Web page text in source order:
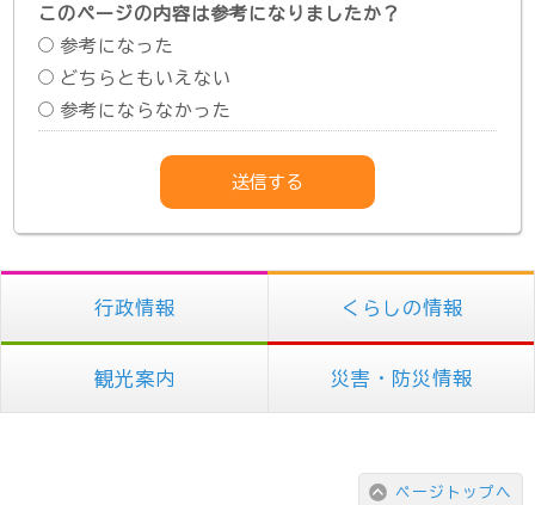
このページの内容は参考になりましたか？
参考になった
どちらともいえない
参考にならなかった
行政情報 くらしの情報
観光案内 災害・防災情報
ページトップへ